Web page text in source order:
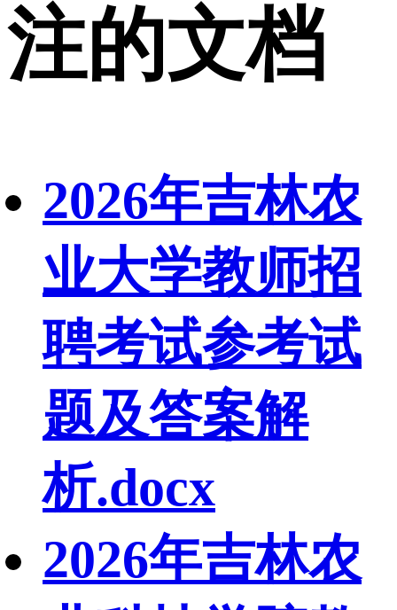
注的文档
2026年吉林农
业大学教师招
聘考试参考试
题及答案解
析.docx
2026年吉林农